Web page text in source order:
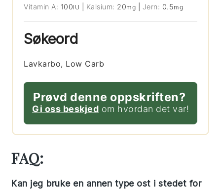
Vitamin A: 100IU Kalsium: 20mg Jern: 0.5mg
Søkeord
Lavkarbo, Low Carb
Prøvd denne oppskriften?
Gi oss beskjed om hvordan det var!
FAQ:
Kan jeg bruke en annen type ost i stedet for